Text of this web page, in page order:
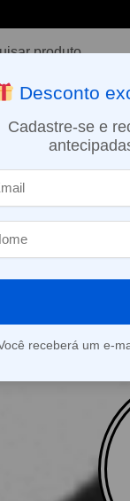
VAPORIZADOR DE
DIA EM SÃO
produto foi
Desconto
Cadastre-se e
receberá um e-